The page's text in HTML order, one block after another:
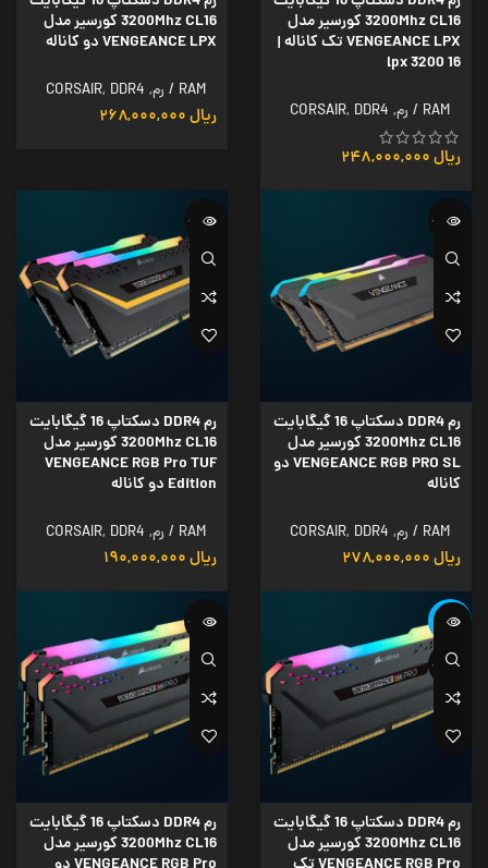
3200Mhz CL16 کورسیر مدل
VENGEANCE LPX تک کاناله |
16 3200 lpx
RAM / رم ,
CORSAIR, DDR4
ریال
3200Mhz CL16 کورسیر مدل
VENGEANCE LPX دو کاناله
RAM / رم ,
CORSAIR, DDR4
ریال
ناموجود
رم DDR4 دسکتاپ 16 گیگابایت
3200Mhz CL16 کورسیر مدل
VENGEANCE RGB PRO SL دو
کاناله
RAM / رم ,
CORSAIR, DDR4
ریال
ناموجود
رم DDR4 دسکتاپ 16 گیگابایت
3200Mhz CL16 کورسیر مدل
VENGEANCE RGB Pro TUF
Edition دو کاناله
RAM / رم ,
CORSAIR, DDR4
ریال
-40%
ناموجود
رم DDR4 دسکتاپ 16 گیگابایت
3200Mhz CL16 کورسیر مدل
ناموجود
رم DDR4 دسکتاپ 16 گیگابایت
3200Mhz CL16 کورسیر مدل